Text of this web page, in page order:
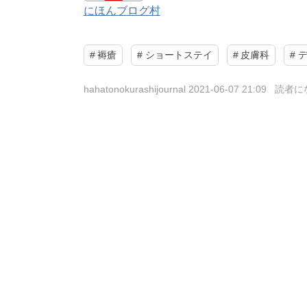
にほんブログ村
# 褥瘡 # ショートステイ # 皮膚科 #
hahatonokurashijournal 2021-06-07 21:09 読者に